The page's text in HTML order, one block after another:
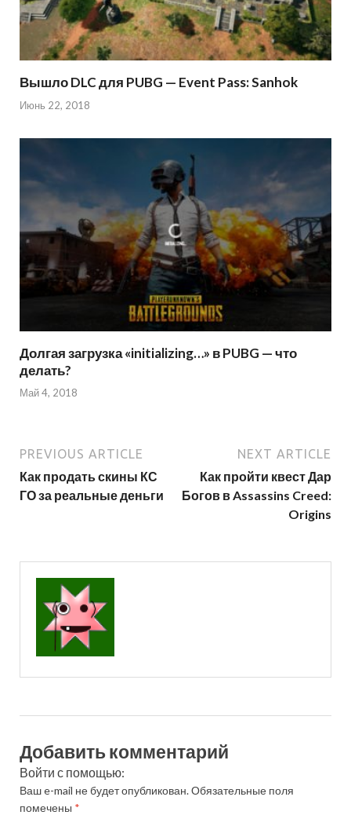
Вышло DLC для PUBG — Event Pass: Sanhok
Июнь 22, 2018
Долгая загрузка «initializing…» в PUBG — что
делать?
Май 4, 2018
PREVIOUS ARTICLE
Как продать скины КС
ГО за реальные деньги
NEXT ARTICLE
Как пройти квест Дар
Богов в Assassins Creed:
Origins
Добавить комментарий
Войти с помощью:
Ваш e-mail не будет опубликован.Обязательные поля
помечены *